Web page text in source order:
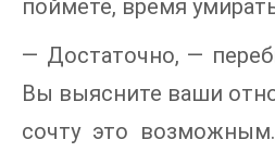
поймете, время
— Достаточно, —
Вы выясните ваши
сочту это